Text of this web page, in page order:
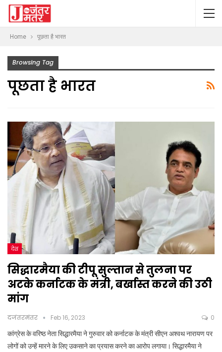
Home पूछता है भारत
Browsing Tag
पूछता है भारत
देश
सिद्धारमैया की टीपू सुल्तान से तुलना पर
अटके कर्नाटक के मंत्री, बर्खास्त करने की उठी
मांग
दजंतरमंतर Feb 16, 2023 0
कांग्रेस के वरिष्ठ नेता सिद्धारमैया ने गुरुवार को कर्नाटक के मंत्री सीएन अश्वथ नारायण पर
लोगों को उन्हें मारने के लिए उकसाने का प्रयास करने का आरोप लगाया। सिद्धारमैया ने